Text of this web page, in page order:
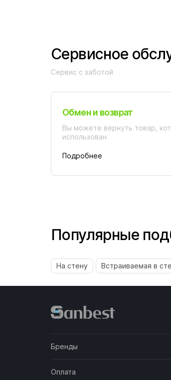
Сервисное
Сервис с заботой
Обмен и возврат
Вы можете вернуть товар,
использован
Подробнее
Популярные
На стену Встраиваемая в
Бренды
Оплата